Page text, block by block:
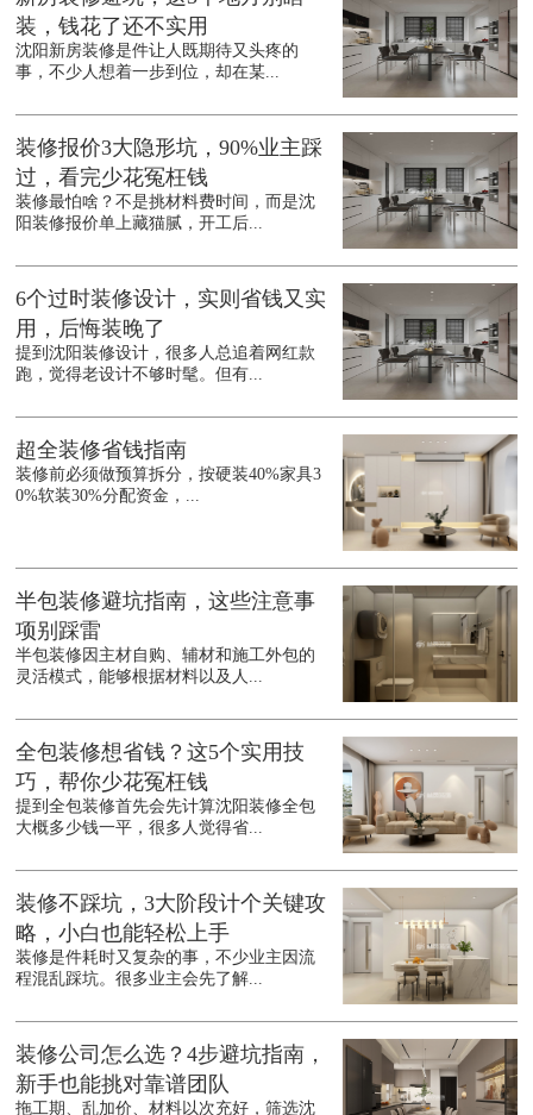
装，钱花了还不实用
沈阳新房装修是件让人既期待又头疼的
事，不少人想着一步到位，却在某...
装修报价3大隐形坑，90%业主踩
过，看完少花冤枉钱
装修最怕啥？不是挑材料费时间，而是沈
阳装修报价单上藏猫腻，开工后...
6个过时装修设计，实则省钱又实
用，后悔装晚了
提到沈阳装修设计，很多人总追着网红款
跑，觉得老设计不够时髦。但有...
超全装修省钱指南
装修前必须做预算拆分，按硬装40%家具3
0%软装30%分配资金，...
半包装修避坑指南，这些注意事
项别踩雷
半包装修因主材自购、辅材和施工外包的
灵活模式，能够根据材料以及人...
全包装修想省钱？这5个实用技
巧，帮你少花冤枉钱
提到全包装修首先会先计算沈阳装修全包
大概多少钱一平，很多人觉得省...
装修不踩坑，3大阶段计个关键攻
略，小白也能轻松上手
装修是件耗时又复杂的事，不少业主因流
程混乱踩坑。很多业主会先了解...
装修公司怎么选？4步避坑指南，
新手也能挑对靠谱团队
拖工期、乱加价、材料以次充好，筛选沈